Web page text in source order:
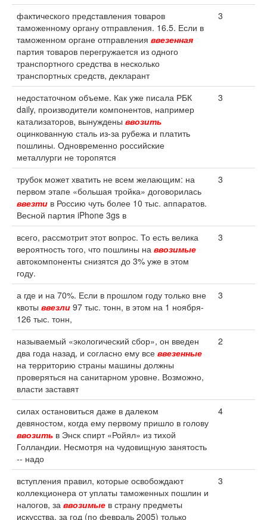
фактического представления товаров
таможенному органу отправления. 16.5. Если в
таможенном органе отправления ввезенная
партия товаров перегружается из одного
транспортного средства в несколько
транспортных средств, декларант
3
недостаточном объеме. Как уже писала РБК
daily, производители компонентов, например
катализаторов, вынуждены ввозить
оцинкованную сталь из-за рубежа и платить
пошлины. Одновременно российские
металлурги не торопятся
3
трубок может хватить не всем желающим: на
первом этапе «большая тройка» договорилась
ввезти в Россию чуть более 10 тыс. аппаратов.
Весной партия iPhone 3gs в
3
всего, рассмотрит этот вопрос. То есть велика
вероятность того, что пошлины на ввозимые
автокомпоненты снизятся до 3% уже в этом
году.
3
а где и на 70%. Если в прошлом году только вне
квоты ввезли 97 тыс. тонн, в этом на 1 ноября-
126 тыс. тонн,
3
называемый «экологический сбор», он введен
два года назад, и согласно ему все ввезенные
на территорию страны машины должны
проверяться на санитарном уровне. Возможно,
власти заставят
2
силах остановиться даже в далеком
девяностом, когда ему первому пришло в голову
ввозить в Энск спирт «Ройял» из тихой
Голландии. Несмотря на чудовищную занятость
-- надо
4
вступления правил, которые освобождают
коллекционера от уплаты таможенных пошлин и
налогов, за ввозимые в страну предметы
искусства, за год (по февраль 2005) только
3